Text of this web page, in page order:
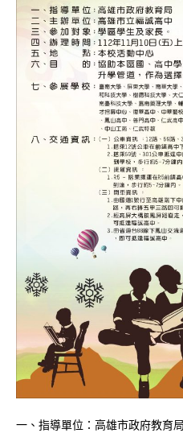
一、指導單位：高雄市政府教育局